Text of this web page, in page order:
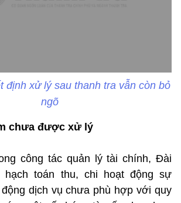
định xử lý sau thanh tra vẫn còn bỏ
ngõ
chưa được xử lý
công tác quản lý tài chính, Đài
hạch toán thu, chi hoạt động sự
dịch vụ chưa phù hợp với quy